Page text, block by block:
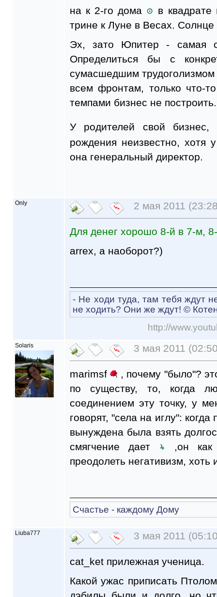
на к 2-го дома
в
трине к Луне в Весах.
Эх, зато Юпитер - самая
Определиться бы с
сумасшедшим
всем фронтам, только что-
темпами бизнес не построить.
У родителей свой
рождения неизвестно, хотя
она генеральный директор.
Only 2 мая 2011
Для денег хорошо 8-й в 7-м,
arrex, а наоборот?)
- Не ходи туда, там тебя ждут
не ходить? Они же ждут! ©
http://
Solaris 3 мая 2011
marimsf
, почему "было"?
по существу, то, когда
соединением эту точку, у
говорят, "села на иглу":
вынуждена была взять
смягчение дает
,он как
преодолеть негативизм, хоть
Счастье - каждому Дому
Liuba777 3 мая 2011
cat_ket прилежная ученица.
Какой ужас приписать